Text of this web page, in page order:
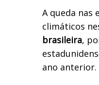
A queda nas
climáticos
brasileira,
ano anterior.